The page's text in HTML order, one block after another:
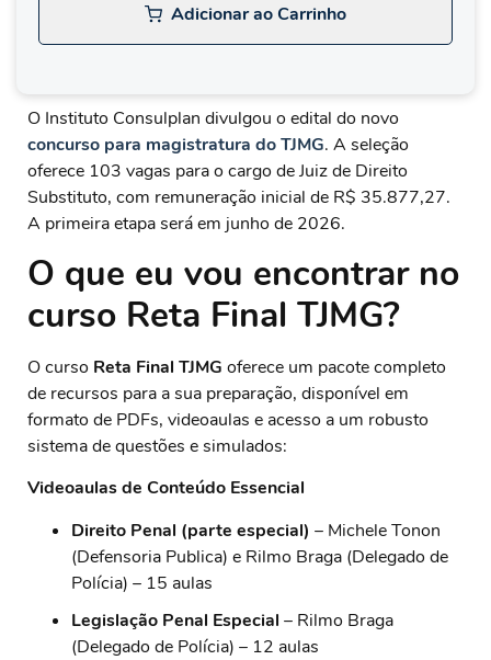
O Instituto Consulplan divulgou o edital do novo
concurso para magistratura do TJMG. A seleção
oferece 103 vagas para o cargo de Juiz de Direito
Substituto, com remuneração inicial de R$ 35.877,27.
A primeira etapa será em junho de 2026.
O que eu vou encontrar no
curso Reta Final TJMG?
O curso Reta Final TJMG oferece um pacote completo
de recursos para a sua preparação, disponível em
formato de PDFs, videoaulas e acesso a um robusto
sistema de questões e simulados:
Videoaulas de Conteúdo Essencial
Direito Penal (parte especial) – Michele Tonon
(Defensoria Publica) e Rilmo Braga (Delegado de
Polícia) – 15 aulas
Legislação Penal Especial – Rilmo Braga
(Delegado de Polícia) – 12 aulas
Adicionar ao Carrinho